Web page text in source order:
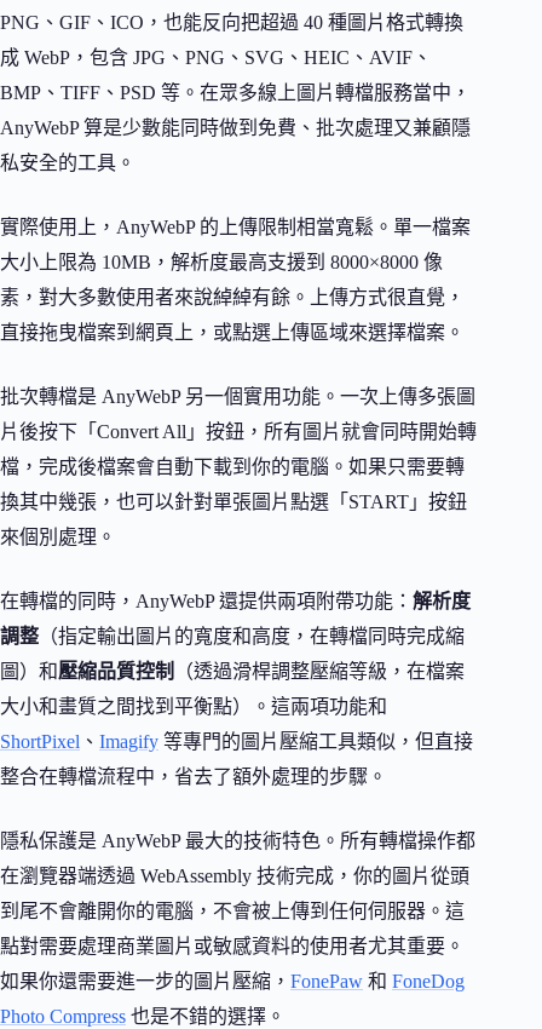
PNG、GIF、ICO，也能反向把超過 40 種圖片格式轉換
成 WebP，包含 JPG、PNG、SVG、HEIC、AVIF、
BMP、TIFF、PSD 等。在眾多線上圖片轉檔服務當中，
AnyWebP 算是少數能同時做到免費、批次處理又兼顧隱
私安全的工具。
實際使用上，AnyWebP 的上傳限制相當寬鬆。單一檔案
大小上限為 10MB，解析度最高支援到 8000×8000 像
素，對大多數使用者來說綽綽有餘。上傳方式很直覺，
直接拖曳檔案到網頁上，或點選上傳區域來選擇檔案。
批次轉檔是 AnyWebP 另一個實用功能。一次上傳多張圖
片後按下「Convert All」按鈕，所有圖片就會同時開始轉
檔，完成後檔案會自動下載到你的電腦。如果只需要轉
換其中幾張，也可以針對單張圖片點選「START」按鈕
來個別處理。
在轉檔的同時，AnyWebP 還提供兩項附帶功能： 解析度
調整 （指定輸出圖片的寬度和高度，在轉檔同時完成縮
圖）和壓縮品質控制
（透過滑桿調整壓縮等級，在檔案
大小和畫質之間找到平衡點）。這兩項功能和
ShortPixel 、 Imagify 等專門的圖片壓縮工具類似，但直接
整合在轉檔流程中，省去了額外處理的步驟。
隱私保護是 AnyWebP 最大的技術特色。所有轉檔操作都
在瀏覽器端透過 WebAssembly 技術完成，你的圖片從頭
到尾不會離開你的電腦，不會被上傳到任何伺服器。這
點對需要處理商業圖片或敏感資料的使用者尤其重要。
如果你還需要進一步的圖片壓縮， FonePaw 和 FoneDog
Photo Compress 也是不錯的選擇。